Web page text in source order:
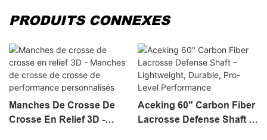
PRODUITS CONNEXES
Manches De Crosse De
Crosse En Relief 3D -
Aceking 60" Carbon Fiber
Lacrosse Defense Shaft –